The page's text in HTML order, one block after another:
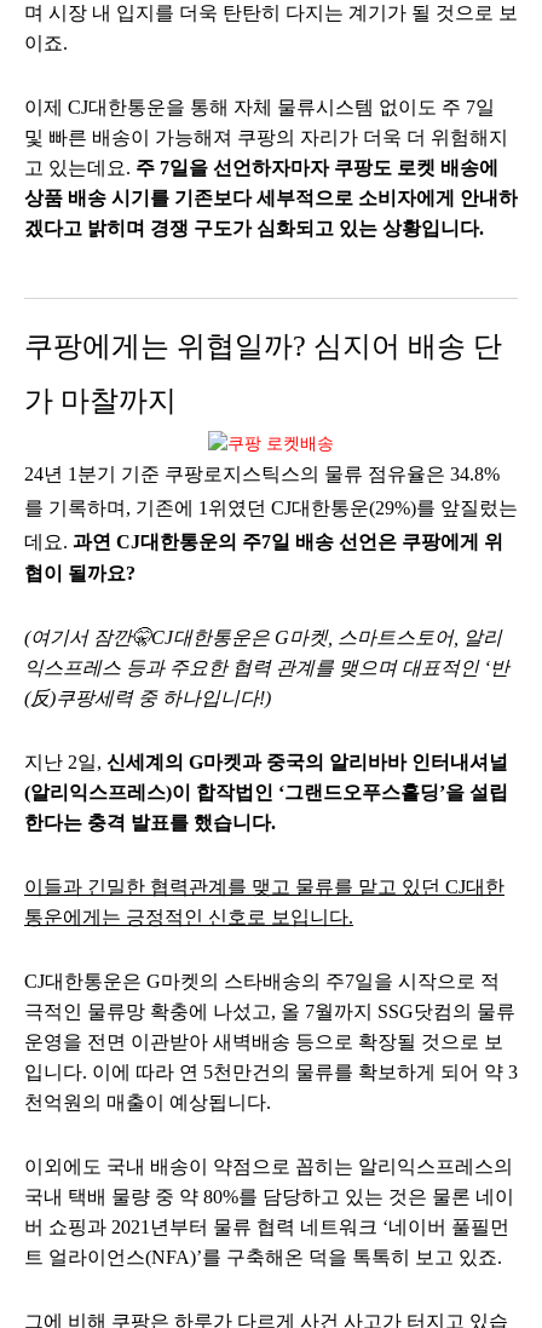
며 시장 내 입지를 더욱 탄탄히 다지는 계기가 될 것으로 보
이죠.
이제 CJ대한통운을 통해 자체 물류시스템 없이도 주 7일
및 빠른 배송이 가능해져 쿠팡의 자리가 더욱 더 위험해지
고 있는데요. 주 7일을 선언하자마자 쿠팡도 로켓 배송에
상품 배송 시기를 기존보다 세부적으로 소비자에게 안내하
겠다고 밝히며 경쟁 구도가 심화되고 있는 상황입니다.
쿠팡에게는 위협일까? 심지어 배송 단
가 마찰까지
24년 1분기 기준 쿠팡로지스틱스의 물류 점유율은 34.8%
를 기록하며, 기존에 1위였던 CJ대한통운(29%)를 앞질렀는
데요. 과연 CJ대한통운의 주7일 배송 선언은 쿠팡에게 위
협이 될까요?
(여기서 잠깐🤫CJ대한통운은 G마켓, 스마트스토어, 알리
익스프레스 등과 주요한 협력 관계를 맺으며 대표적인 ‘반
(反)쿠팡세력 중 하나입니다!)
지난 2일, 신세계의 G마켓과 중국의 알리바바 인터내셔널
(알리익스프레스)이 합작법인 ‘그랜드오푸스홀딩’을 설립
한다는 충격 발표를 했습니다.
이들과 긴밀한 협력관계를 맺고 물류를 맡고 있던 CJ대한
통운에게는 긍정적인 신호로 보입니다.
CJ대한통운은 G마켓의 스타배송의 주7일을 시작으로 적
극적인 물류망 확충에 나섰고, 올 7월까지 SSG닷컴의 물류
운영을 전면 이관받아 새벽배송 등으로 확장될 것으로 보
입니다. 이에 따라 연 5천만건의 물류를 확보하게 되어 약 3
천억원의 매출이 예상됩니다.
이외에도 국내 배송이 약점으로 꼽히는 알리익스프레스의
국내 택배 물량 중 약 80%를 담당하고 있는 것은 물론 네이
버 쇼핑과 2021년부터 물류 협력 네트워크 ‘네이버 풀필먼
트 얼라이언스(NFA)’를 구축해온 덕을 톡톡히 보고 있죠.
그에 비해 쿠팡은 하루가 다르게 사건 사고가 터지고 있습